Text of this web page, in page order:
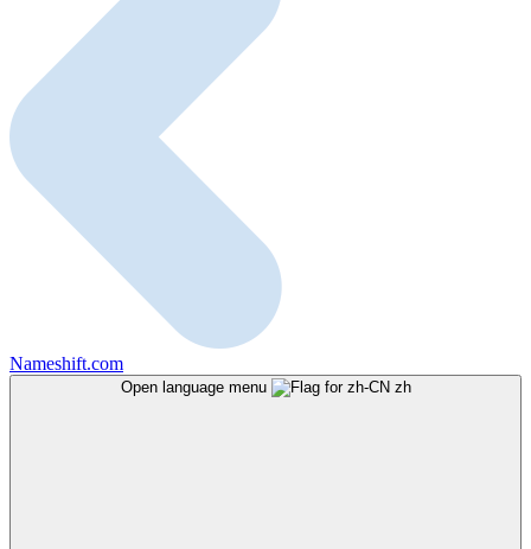
Nameshift.com
Open language menu zh